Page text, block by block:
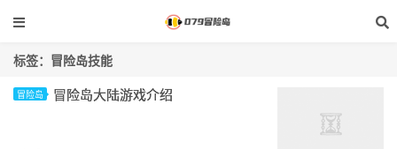
标签：冒险岛技能
冒险岛 冒险岛大陆游戏介绍